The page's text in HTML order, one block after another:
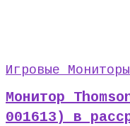
Игровые Мониторы
Монитор
001613) в